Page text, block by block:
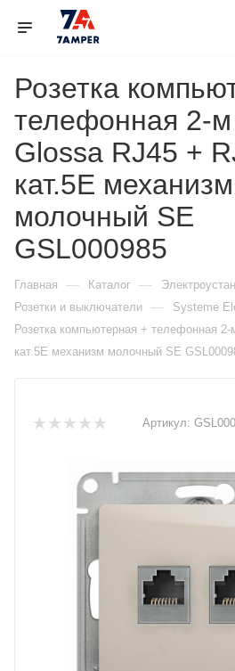
Розетка
телефонная 2-
Glossa RJ45 +
кат.5E механизм
молочный SE
GSL000985
Главная — Каталог —
Розетки и выключатели — Systeme
Розетка компьютерная + телефонная
кат.5E механизм молочный SE
Артикул: